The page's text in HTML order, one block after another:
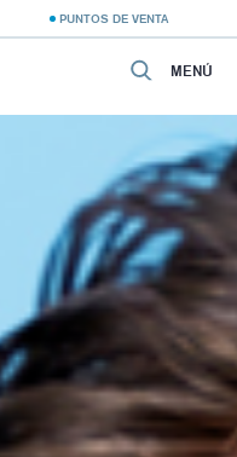
PUNTOS DE VENTA
MENÚ